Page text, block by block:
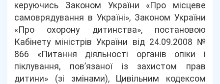
керуючись Законом України «Про місцеве
самоврядування в Україні», Законом України
«Про охорону дитинства», постановою
Кабінету міністрів України від 24.09.2008 №
866 «Питання діяльності органів опіки і
піклування, пов’язаної із захистом прав
дитини» (зі змінами), Цивільним кодексом